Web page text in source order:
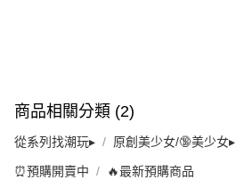
商品相關分類 (2)
從系列找潮玩▸ 原創美少女/🔞美少女▸
⏰預購開賣中 🔥最新預購商品